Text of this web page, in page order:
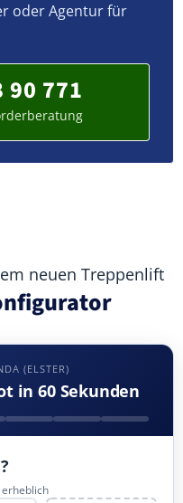
oder Agentur für
90 771
neuen Treppenlift
(ELSTER)
in 60 Sekunden